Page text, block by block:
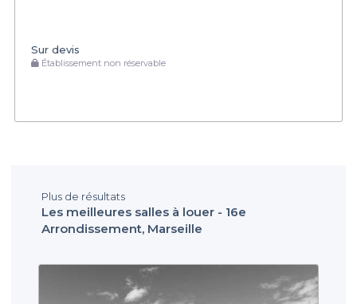
Sur devis
Établissement non réservable
Plus de résultats
Les meilleures salles à louer - 16e
Arrondissement, Marseille